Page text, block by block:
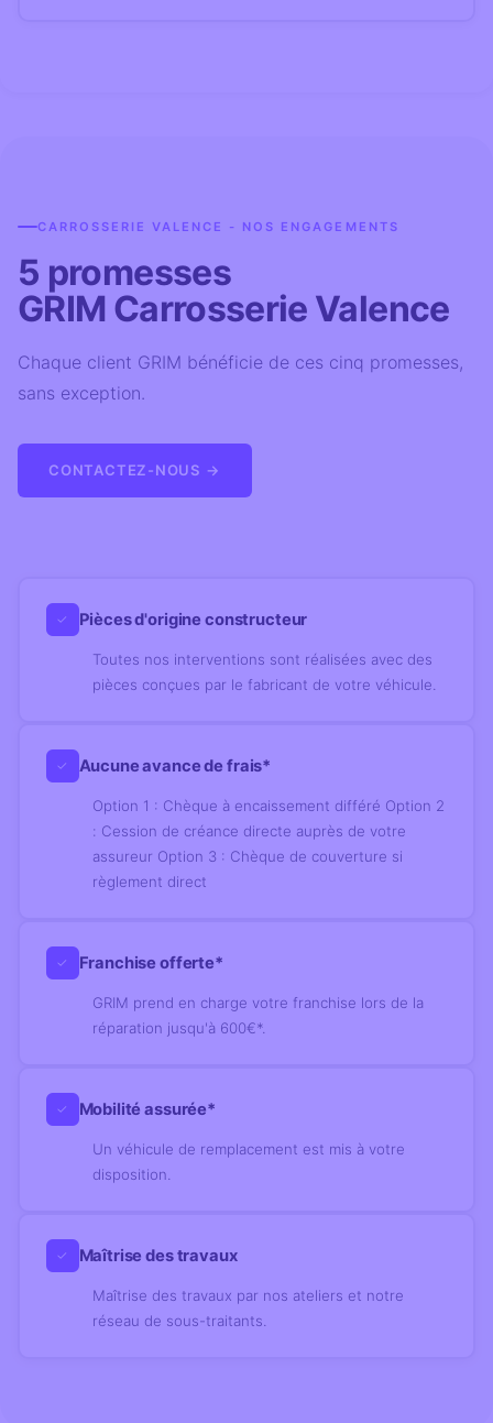
CARROSSERIE VALENCE - NOS ENGAGEMENTS
5 promesses
GRIM Carrosserie Valence
Chaque client GRIM bénéficie de ces cinq promesses,
sans exception.
CONTACTEZ-NOUS →
✓ Pièces d'origine constructeur
Toutes nos interventions sont réalisées avec des
pièces conçues par le fabricant de votre véhicule.
✓ Aucune avance de frais*
Option 1 : Chèque à encaissement différé Option 2
: Cession de créance directe auprès de votre
assureur Option 3 : Chèque de couverture si
règlement direct
✓ Franchise offerte*
GRIM prend en charge votre franchise lors de la
réparation jusqu'à 600€*.
✓ Mobilité assurée*
Un véhicule de remplacement est mis à votre
disposition.
✓ Maîtrise des travaux
Maîtrise des travaux par nos ateliers et notre
réseau de sous-traitants.